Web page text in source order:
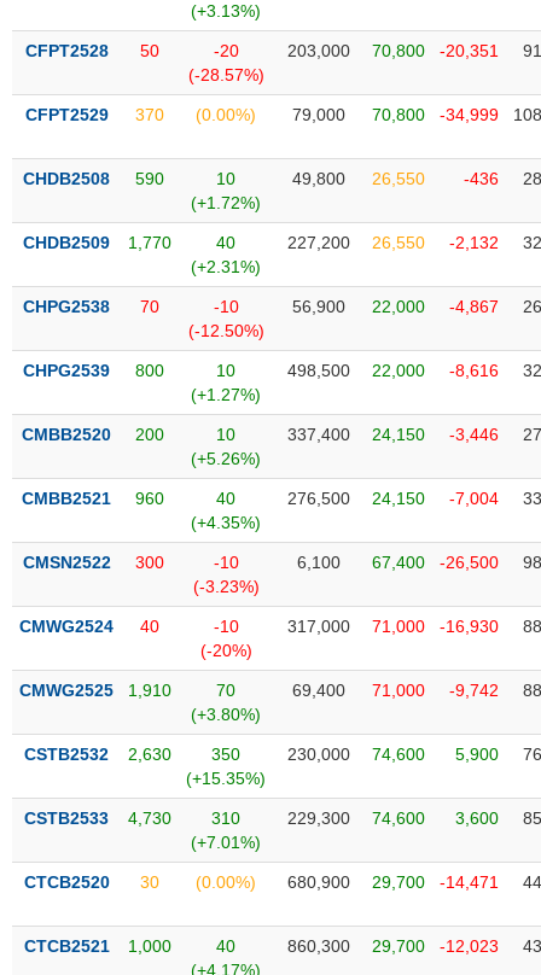
Trạng
cổ
phiếu
Quy
mô
trường
yết
yết
Niêm
bổ
sung
Hủy
niêm
Theo
đặc
Không
ký
quỹ
Danh
mục
(+3.13%)
CFPT2528 50
-20
(-28.57%)
203,000 70,800 -20,351
CFPT2529 370 (0.00%) 79,000 70,800 -34,999
CHDB2508 590
10
(+1.72%)
49,800 26,550 -436
CHDB2509 1,770
40
(+2.31%)
227,200 26,550 -2,132
CHPG2538 70
-10
(-12.50%)
56,900 22,000 -4,867
CHPG2539 800
10
(+1.27%)
498,500 22,000 -8,616
CMBB2520 200
10
(+5.26%)
337,400 24,150 -3,446
CMBB2521 960
40
(+4.35%)
276,500 24,150 -7,004
CMSN2522 300
-10
(-3.23%)
6,100 67,400 -26,500
CMWG2524 40
-10
(-20%)
317,000 71,000 -16,930
CMWG2525 1,910
70
(+3.80%)
69,400 71,000 -9,742
CSTB2532 2,630
350
(+15.35%)
230,000 74,600 5,900
CSTB2533 4,730
310
(+7.01%)
229,300 74,600 3,600
CTCB2520 30 (0.00%) 680,900 29,700 -14,471
CTCB2521 1,000
40
(+4.17%)
860,300 29,700 -12,023
DOANH
CỔ
SINH
PHIẾU
CỤ
ĐẦU
XUẤT
LIỆU
TIN